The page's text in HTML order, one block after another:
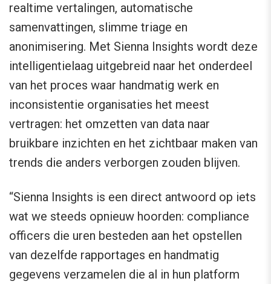
realtime vertalingen, automatische
samenvattingen, slimme triage en
anonimisering. Met Sienna Insights wordt deze
intelligentielaag uitgebreid naar het onderdeel
van het proces waar handmatig werk en
inconsistentie organisaties het meest
vertragen: het omzetten van data naar
bruikbare inzichten en het zichtbaar maken van
trends die anders verborgen zouden blijven.
“Sienna Insights is een direct antwoord op iets
wat we steeds opnieuw hoorden: compliance
officers die uren besteden aan het opstellen
van dezelfde rapportages en handmatig
gegevens verzamelen die al in hun platform